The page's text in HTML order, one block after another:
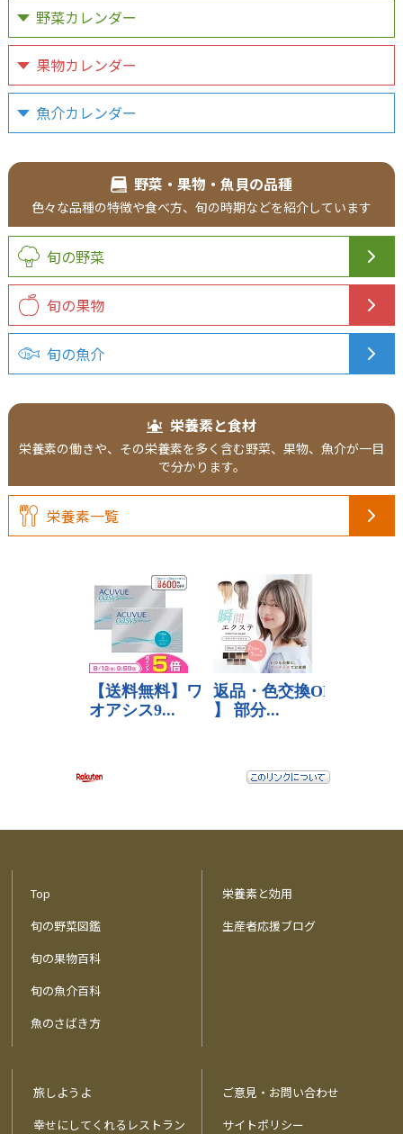
野菜カレンダー
果物カレンダー
魚介カレンダー
野菜・果物・魚貝の品種
色々な品種の特徴や食べ方、 旬の時期などを紹介しています
旬の野菜
旬の果物
旬の魚介
栄養素と食材
栄養素の働きや、その栄養素を多く含む野菜、果物、魚介が一目
で分かります。
栄養素一覧
Top
旬の野菜図鑑
旬の果物百科
旬の魚介百科
魚のさばき方
栄養素と効用
生産者応援ブログ
旅しようよ
幸せにしてくれるレストラン
ご意見・お問い合わせ
サイトポリシー